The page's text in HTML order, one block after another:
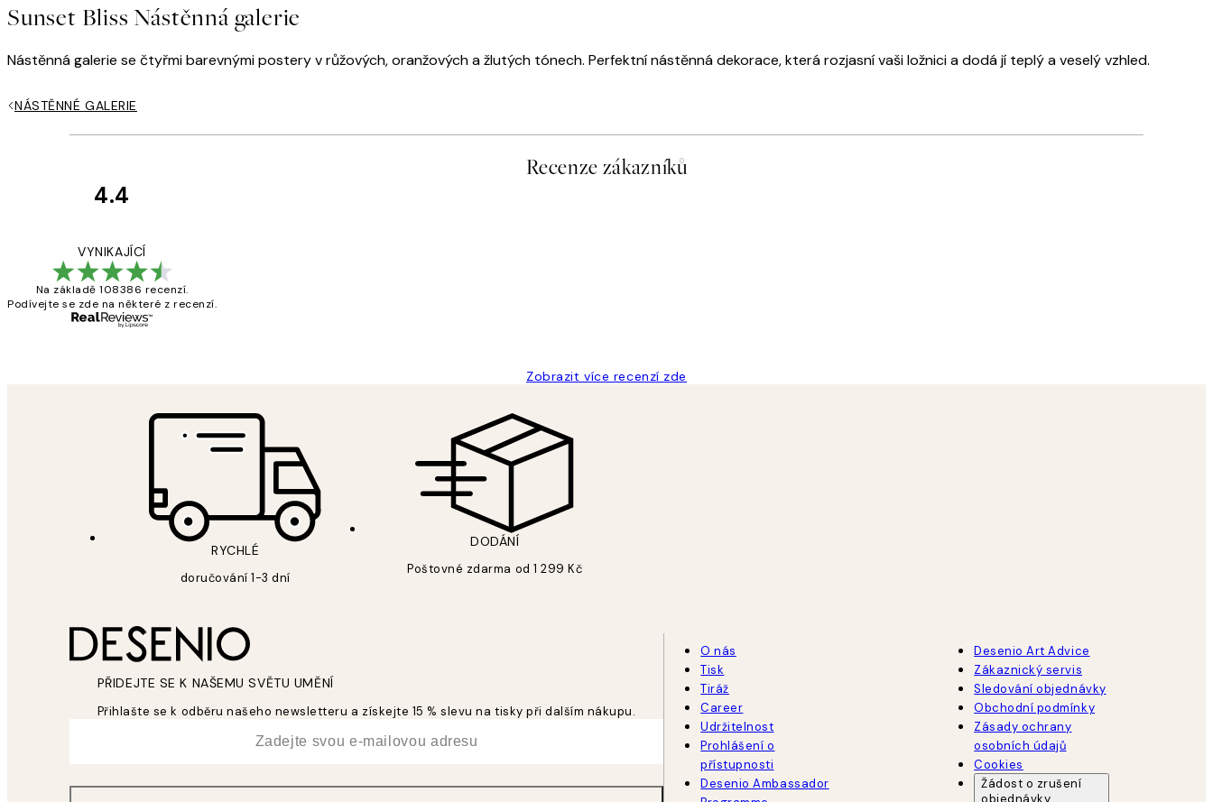
Sunset Bliss Nástěnná galerie
Nástěnná galerie se čtyřmi barevnými postery v růžových, oranžových a žlutých tónech. Perfektní nástěnná dekorace, která rozjasní vaši ložnici a dodá jí teplý a veselý vzhled.
NÁSTĚNNÉ GALERIE
Recenze zákazníků
4.4
VYNIKAJÍCÍ
Na základě 108386 recenzí.
Podívejte se zde na některé z recenzí.
Zobrazit více recenzí zde
RYCHLÉ
doručování 1-3 dní
DODÁNÍ
Poštovné zdarma od 1 299 Kč
PŘIDEJTE SE K NAŠEMU SVĚTU UMĚNÍ
Přihlašte se k odběru našeho newsletteru a získejte 15 % slevu na tisky při dalším nákupu.
O nás
Tisk
Tiráž
Career
Udržitelnost
Prohlášení o
přístupnosti
Desenio Ambassador
Desenio Art Advice
Zákaznický servis
Sledování objednávky
Obchodní podmínky
Zásady ochrany
osobních údajů
Cookies
Žádost o zrušení
objednávky